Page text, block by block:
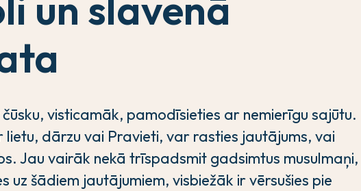
visticamāk, pamodīsieties ar nemierīgu sajūtu.
dārzu vai Pravieti, var rasties jautājums, vai
Jau vairāk nekā trīspadsmit gadsimtus musulmaņi,
uz šādiem jautājumiem, visbiežāk ir vērsušies pie